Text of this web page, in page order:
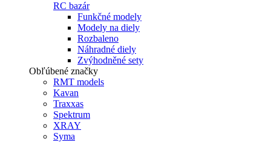
RC bazár
Funkčné modely
Modely na diely
Rozbaleno
Náhradné diely
Zvýhodněné sety
Obľúbené značky
RMT models
Kavan
Traxxas
Spektrum
XRAY
Syma